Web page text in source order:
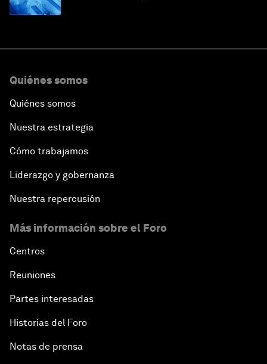
Quiénes somos
Quiénes somos
Nuestra estrategia
Cómo trabajamos
Liderazgo y gobernanza
Nuestra repercusión
Más información sobre el Foro
Centros
Reuniones
Partes interesadas
Historias del Foro
Notas de prensa